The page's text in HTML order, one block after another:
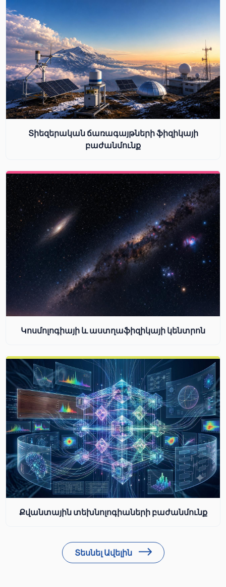
Տիեզերական ճառագայթների ֆիզիկայի
բաժանմունք
Կոսմոլոգիայի և աստղաֆիզիկայի կենտրոն
Քվանտային տեխնոլոգիաների բաժանմունք
Տեսնել Ավելին